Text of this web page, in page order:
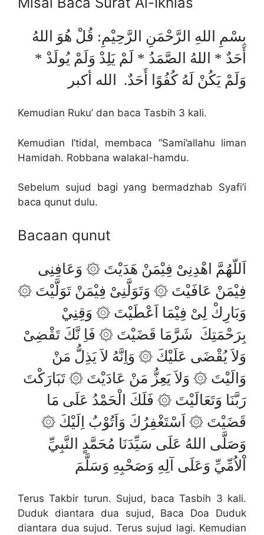
بِسْمِ اللهِ الرَّحْمَنِ الرَّحِيْمِ: قُلْ هُوَ اللهُ
أَحَدٌ * اللهُ الصَّمَدُ * لَمْ يَلِدْ وَلَمْ يُولَدْ *
وَلَمْ يَكُنْ لَهُ كُفُوًا أَحَدٌ. الله أكبر
Kemudian Ruku’ dan baca Tasbih 3 kali.
Kemudian I’tidal, membaca “Sami’allahu liman
Hamidah. Robbana walakal-hamdu.
Sebelum sujud bagi yang bermadzhab Syafi’i
baca qunut dulu.
Bacaan qunut
اَللّهُمَّ اهْدِنِىْ فِيْمَنْ هَدَيْتَ ۞ وَعَافِنِى
فِيْمَنْ عَافَيْتَ ۞ وَتَوَلَّنِىْ فِيْمَنْ تَوَلَّيْتَ ۞
وَبَارِكْ لِىْ فِيْمَا اَعْطَيْتَ ۞ وَقِنِيْ
بِرَحْمَتِكَ شَرَّمَا قَضَيْتَ ۞ فَاِ نَّكَ تَقْضِىْ
وَلاَ يُقْضَى عَلَيْكَ ۞ وَاِنَّهُ لاَ يَذِلُّ مَنْ
وَالَيْتَ ۞ وَلاَ يَعِزُّ مَنْ عَادَيْتَ ۞ تَبَارَكْتَ
رَبَّنَا وَتَعَالَيْتَ ۞ فَلَكَ الْحَمْدُ عَلَى مَا
قَضَيْتَ ۞ اَسْتَغْفِرُكَ وَاَتُوْبُ اِلَيْكَ ۞
وَصَلَّى اللهُ عَلَى سَيِّدَنَا مُحَمَّدٍ النَّبِيِّ
اْلاُمِّيِّ وَعَلَى آلِهِ وَصَحْبِهِ وَسَلَّمَ
Terus Takbir turun. Sujud, baca Tasbih 3 kali.
Duduk diantara dua sujud, Baca Doa Duduk
diantara dua sujud. Terus sujud lagi. Kemudian